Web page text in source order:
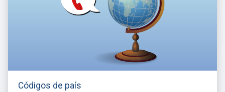
Códigos de país